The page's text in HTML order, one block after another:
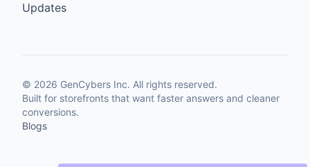
Updates
© 2026 GenCybers Inc. All rights reserved.
Built for storefronts that want faster answers and cleaner
conversions.
Blogs